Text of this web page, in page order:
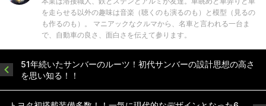
を走らせる以外の趣味は音楽（聴くのも演るのも）と模型（見るの
も作るのも）。 マニアックなクルマから、名車と言われる一台ま
で、自動車の良さ、面白さを伝えて参ります。
51年続いたサンバーのルーツ！初代サンバーの設計思想の高さ
を思い知る！！